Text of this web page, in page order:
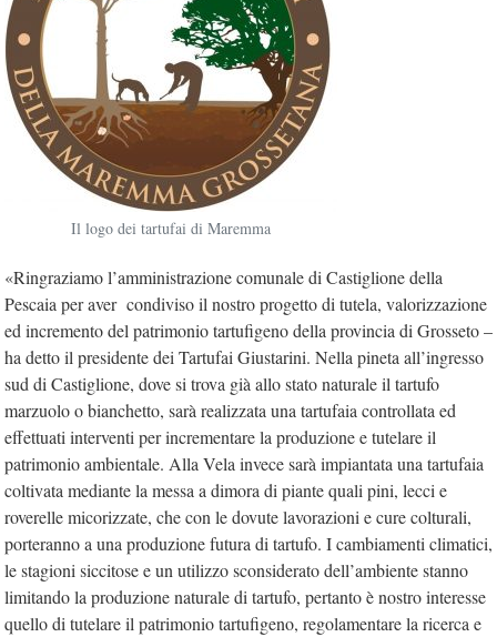
Il logo dei tartufai di Maremma
«Ringraziamo l’amministrazione comunale di Castiglione della
Pescaia per aver condiviso il nostro progetto di tutela, valorizzazione
ed incremento del patrimonio tartufigeno della provincia di Grosseto –
ha detto il presidente dei Tartufai Giustarini. Nella pineta all’ingresso
sud di Castiglione, dove si trova già allo stato naturale il tartufo
marzuolo o bianchetto, sarà realizzata una tartufaia controllata ed
effettuati interventi per incrementare la produzione e tutelare il
patrimonio ambientale. Alla Vela invece sarà impiantata una tartufaia
coltivata mediante la messa a dimora di piante quali pini, lecci e
roverelle micorizzate, che con le dovute lavorazioni e cure colturali,
porteranno a una produzione futura di tartufo. I cambiamenti climatici,
le stagioni siccitose e un utilizzo sconsiderato dell’ambiente stanno
limitando la produzione naturale di tartufo, pertanto è nostro interesse
quello di tutelare il patrimonio tartufigeno, regolamentare la ricerca e